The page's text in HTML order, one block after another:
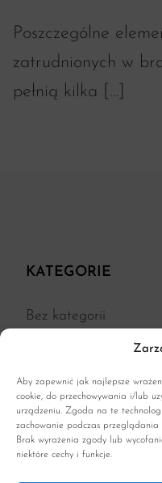
Aby zapewnić jak najlepsze
cookie, do przechowywania i/lub
urządzeniu. Zgoda na te
zachowanie podczas
Brak wyrażenia zgody lub
niektóre cechy i funkcje.
Poszczególne
zatrudnionych w
pełnią kilka […]
KATEGORIE
Bez kategorii
Parenting
Podróże